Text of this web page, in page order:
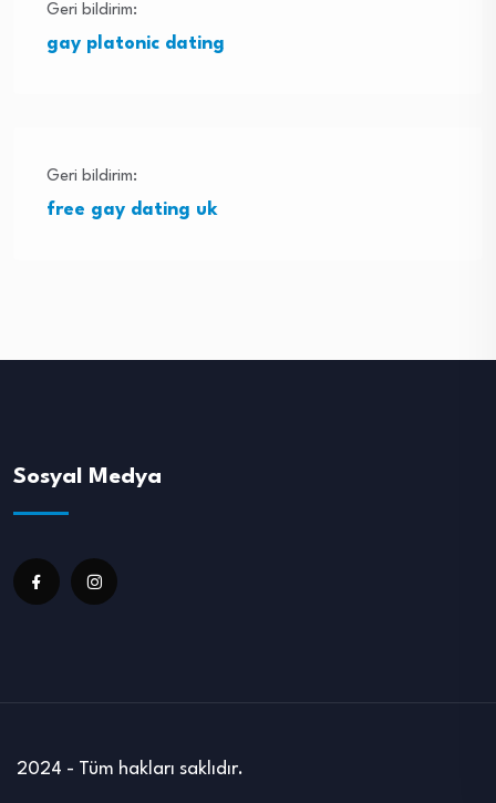
Geri bildirim:
gay platonic dating
Geri bildirim:
free gay dating uk
Sosyal Medya
2024 - Tüm hakları saklıdır.